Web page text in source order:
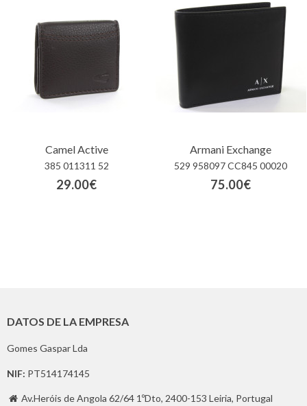
Camel Active
385 011311 52
29.00€
Armani Exchange
529 958097 CC845 00020
75.00€
DATOS DE LA EMPRESA
Gomes Gaspar Lda
NIF: PT514174145
 Av.Heróis de Angola 62/64 1ºDto, 2400-153 Leiria, Portugal